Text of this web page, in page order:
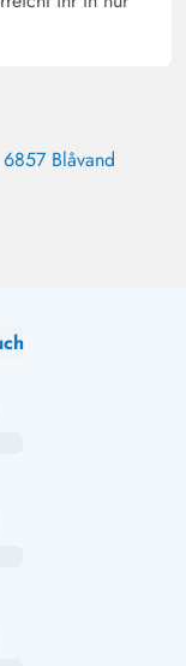
Für einen
Haus mit einem
ist durchaus
die Wildtiere.
Blåvand